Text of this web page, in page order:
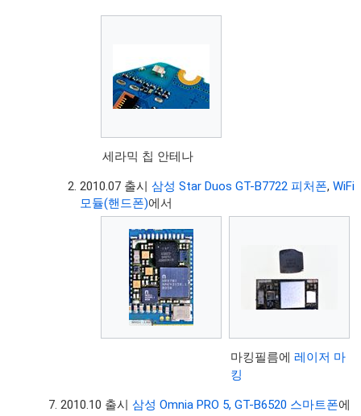
세라믹 칩 안테나
2010.07 출시삼성 Star Duos GT-B7722 피처폰,WiFi
모듈(핸드폰)에서
마킹필름에레이저 마
킹
2010.10 출시삼성 Omnia PRO 5, GT-B6520 스마트폰에